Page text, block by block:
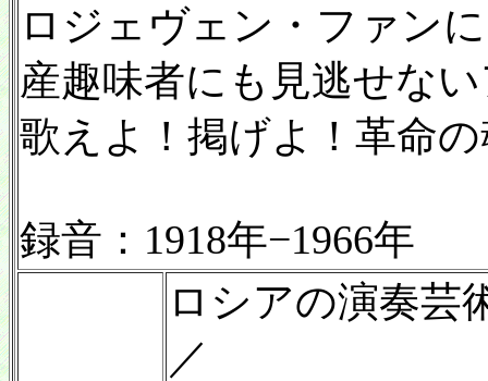
ロジェヴェン・ファン
産趣味者にも見逃せな
歌えよ！掲げよ！革命
録音：1918年−1966年
ロシアの演奏
／